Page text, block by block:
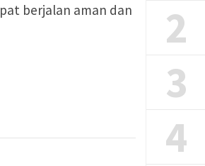
berjalan aman dan
2
3
4